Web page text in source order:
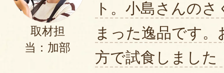
取材担
当：加部
ト。小島さんの
まった逸品です
方で試食しました